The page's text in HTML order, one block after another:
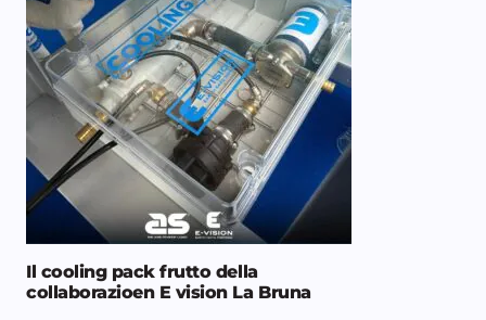
Il cooling pack frutto della
collaborazioen E vision La Bruna